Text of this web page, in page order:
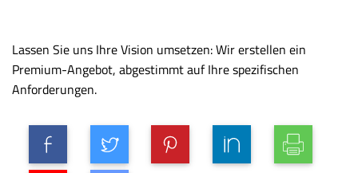
Lassen Sie uns Ihre Vision umsetzen: Wir erstellen ein
Premium-Angebot, abgestimmt auf Ihre spezifischen
Anforderungen.